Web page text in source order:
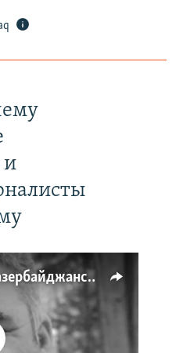
и
Имидж – все. Почему азербайджанские правозащитники и независимые журналисты попадают в тюрьму
available